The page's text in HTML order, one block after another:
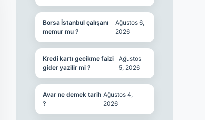
Borsa İstanbul çalışanı
memur mu ?
Ağustos 6,
2026
Kredi kartı gecikme faizi
gider yazilir mi ?
Ağustos
5, 2026
Avar ne demek tarih
?
Ağustos 4,
2026